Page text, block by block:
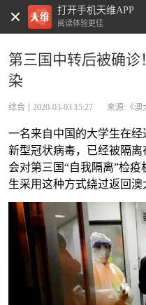
打开手机天维APP
阅读体验更佳 天
第三国中转后被确
染
综合 2020-03-03 15:27
一名来自中国的大学生在
新型冠状病毒，已经被隔
会对第三国“自我隔离”检
生采用这种方式绕过返回澳